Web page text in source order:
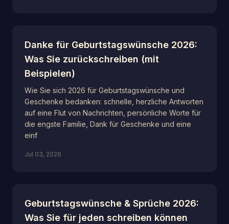
Danke für Geburtstagswünsche 2026:
Was Sie zurückschreiben (mit
Beispielen)
Wie Sie sich 2026 für Geburtstagswünsche und
Geschenke bedanken: schnelle, herzliche Antworten
auf eine Flut von Nachrichten, persönliche Worte für
die engste Familie, Dank für Geschenke und eine
einf
Jul 03, 2026
Geburtstagswünsche & Sprüche 2026:
Was Sie für jeden schreiben können